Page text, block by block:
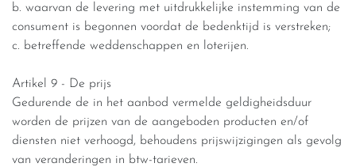
b. waarvan de levering met uitdrukkelijke instemming van de
consument is begonnen voordat de bedenktijd is verstreken;
c. betreffende weddenschappen en loterijen.
Artikel 9 - De prijs
Gedurende de in het aanbod vermelde geldigheidsduur
worden de prijzen van de aangeboden producten en/of
diensten niet verhoogd, behoudens prijswijzigingen als gevolg
van veranderingen in btw-tarieven.